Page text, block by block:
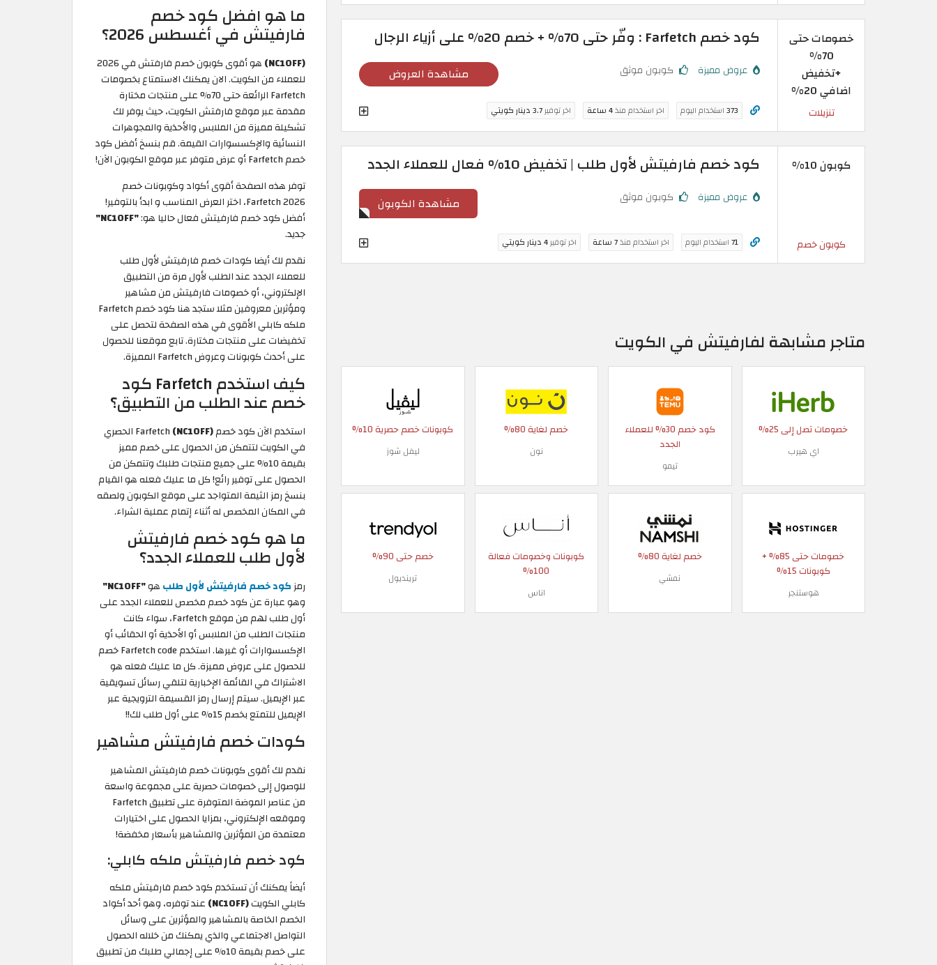
خصومات حتى
70%
+تخفيض
اضافي 20%
تنزيلات
كود خصم Farfetch : وفّر حتى 70% + خصم 20% على أزياء الرجال
عروض مميزة كوبون موثق مشاهدة العروض
373استخدام اليوم اخر استخدام منذ4 ساعة اخر توفير3.7 دينار كويتي
كوبون 10%
كوبون خصم
كود خصم فارفيتش لأول طلب | تخفيض 10% فعال للعملاء الجدد
عروض مميزة كوبون موثق مشاهدة الكوبون
71استخدام اليوم اخر استخدام منذ7 ساعة اخر توفير4 دينار كويتي
متاجر مشابهة لفارفيتش في الكويت
خصومات تصل إلى 25%
اي هيرب
كود خصم 30% للعملاء
الجدد
تيمو
خصم لغاية 80%
نون
كوبونات خصم حصرية 10%
ليفل شوز
خصومات حتى 85% +
كوبونات 15%
هوستنجر
خصم لغاية 80%
نمشي
كوبونات وخصومات فعالة
100%
اناس
خصم حتى 90%
ترينديول
ما هو افضل كود خصم
فارفيتش في أغسطس 2026؟
(NC10FF)
هو أقوى كوبون خصم فارفتش في 2026
للعملاء من الكويت. الان يمكنك الاستمتاع بخصومات
Farfetch الرائعة حتى 70% على منتجات مختارة
مقدمة عبر موقع فارفتش الكويت، حيث يوفر لك
تشكيلة مميزة من الملابس والأحذية والمجوهرات
النسائية والإكسسوارات القيمة. قم بنسخ أفضل كود
خصم Farfetch أو عرض متوفر عبر موقع الكوبون الآن!
توفر هذه الصفحة أقوى أكواد وكوبونات خصم
Farfetch 2026، اختر العرض المناسب و ابدأ بالتوفير!
أفضل كود خصم فارفيتش فعال حاليا هو:"NC10FF"
جديد.
نقدم لك أيضا كودات خصم فارفيتش لأول طلب
للعملاء الجدد عند الطلب لأول مرة من التطبيق
الإلكتروني، أو خصومات فارفيتش من مشاهير
ومؤثرين معروفين مثلا ستجد هنا كود خصم Farfetch
ملكه كابلي الأقوى في هذه الصفحة لتحصل على
تخفيضات على منتجات مختارة. تابع موقعنا للحصول
على أحدث كوبونات وعروض Farfetch المميزة.
كيف استخدم Farfetch كود
خصم عند الطلب من التطبيق؟
استخدم الآن كود خصم Farfetch(NC10FF)
الحصري
في الكويت لتتمكن من الحصول على خصم مميز
بقيمة 10% على جميع منتجات طلبك وتتمكن من
الحصول على توفير رائع! كل ما عليك فعله هو القيام
بنسخ رمز الثيمة المتواجد على موقع الكوبون ولصقه
في المكان المخصص له أثناء إتمام عملية الشراء.
ما هو كود خصم فارفيتش
لأول طلب للعملاء الجدد؟
رمز كود خصم فارفيتش لأول طلب هو"NC10FF"
وهو عبارة عن كود خصم مخصص للعملاء الجدد على
أول طلب لهم من موقع Farfetch، سواء كانت
منتجات الطلب من الملابس أو الأحذية أو الحقائب أو
الإكسسوارات أو غيرها. استخدم Farfetch code خصم
للحصول على عروض مميزة. كل ما عليك فعله هو
الاشتراك في القائمة الإخبارية لتلقي رسائل تسويقية
عبر الإيميل. سيتم إرسال رمز القسيمة الترويجية عبر
الإيميل للتمتع بخصم 15% على أول طلب لك!!
كودات خصم فارفيتش مشاهير
نقدم لك أقوى كوبونات خصم فارفيتش المشاهير
للوصول إلى خصومات حصرية على مجموعة واسعة
من عناصر الموضة المتوفرة على تطبيق Farfetch
وموقعه الإلكتروني، بمزايا الحصول على اختيارات
معتمدة من المؤثرين والمشاهير بأسعار مخفضة!
كود خصم فارفيتش ملكه كابلي:
أيضاً يمكنك أن تستخدم كود خصم فارفيتش ملكه
كابلي الكويت(NC10FF)
عند توفره، وهو أحد أكواد
الخصم الخاصة بالمشاهير والمؤثرين على وسائل
التواصل الاجتماعي والذي يمكنك من خلاله الحصول
على خصم بقيمة 10% على إجمالي طلبك من تطبيق